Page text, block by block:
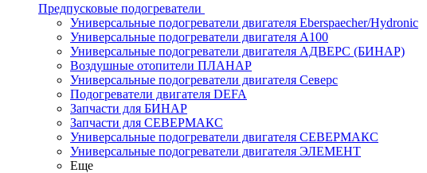
Предпусковые подогреватели
Универсальные подогреватели двигателя Eberspaecher/Hydronic
Универсальные подогреватели двигателя A100
Универсальные подогреватели двигателя АДВЕРС (БИНАР)
Воздушные отопители ПЛАНАР
Универсальные подогреватели двигателя Северс
Подогреватели двигателя DEFA
Запчасти для БИНАР
Запчасти для СЕВЕРМАКС
Универсальные подогреватели двигателя СЕВЕРМАКС
Универсальные подогреватели двигателя ЭЛЕМЕНТ
Еще